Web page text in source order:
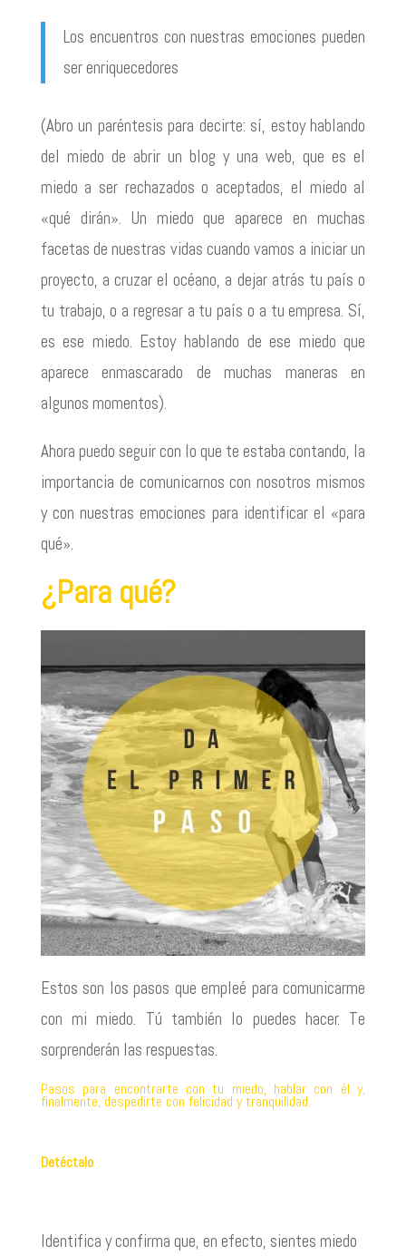
Los encuentros con nuestras emociones pueden
ser enriquecedores
(Abro un paréntesis para decirte: sí, estoy hablando
del miedo de abrir un blog y una web, que es el
miedo a ser rechazados o aceptados, el miedo al
«qué dirán». Un miedo que aparece en muchas
facetas de nuestras vidas cuando vamos a iniciar un
proyecto, a cruzar el océano, a dejar atrás tu país o
tu trabajo, o a regresar a tu país o a tu empresa. Sí,
es ese miedo. Estoy hablando de ese miedo que
aparece enmascarado de muchas maneras en
algunos momentos).
Ahora puedo seguir con lo que te estaba contando, la
importancia de comunicarnos con nosotros mismos
y con nuestras emociones para identificar el «para
qué».
¿Para qué?
Estos son los pasos que empleé para comunicarme
con mi miedo. Tú también lo puedes hacer. Te
sorprenderán las respuestas.
Pasos para encontrarte con tu miedo, hablar con él y,
finalmente, despedirte con felicidad y tranquilidad.
Detéctalo
Identifica y confirma que, en efecto, sientes miedo